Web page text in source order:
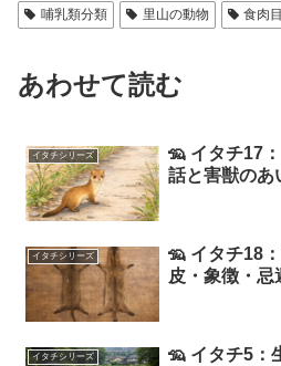
哺乳類分類
里山の動物 食肉目
あわせて読む
イタチシリーズ
🦡 イタチ17
話と害獣の
イタチシリーズ
🦡 イタチ18
皮・象徴・
イタチシリーズ
🦡 イタチ5：